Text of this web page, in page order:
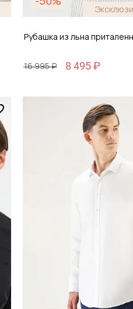
Рубашка из льна
16 995 ₽ 8 495 ₽
Добавить в